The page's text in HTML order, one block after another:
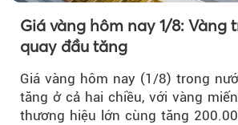
Giá vàng hôm nay 1/8: Vàng
quay đầu tăng
Giá vàng hôm nay (1/8) trong
tăng ở cả hai chiều, với vàng
thương hiệu lớn cùng tăng